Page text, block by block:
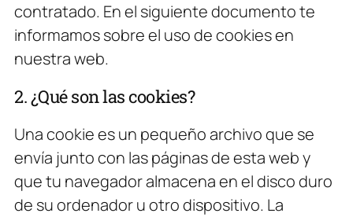
contratado. En el siguiente documento te
informamos sobre el uso de cookies en
nuestra web.
2. ¿Qué son las cookies?
Una cookie es un pequeño archivo que se
envía junto con las páginas de esta web y
que tu navegador almacena en el disco duro
de su ordenador u otro dispositivo. La